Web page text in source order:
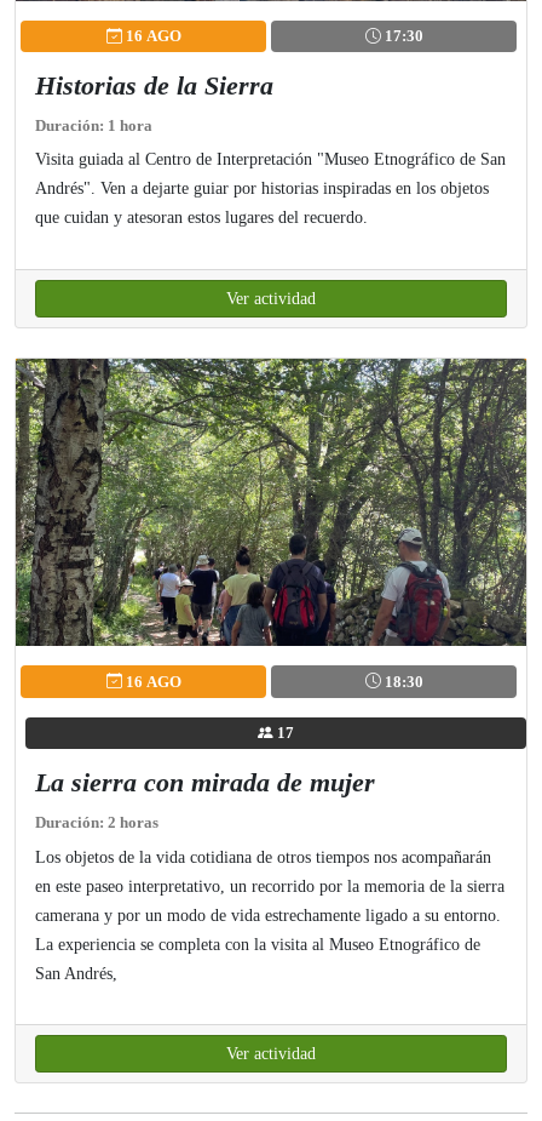
16 AGO 17:30
Historias de la Sierra
Duración: 1 hora
Visita guiada al Centro de Interpretación "Museo Etnográfico de San
Andrés". Ven a dejarte guiar por historias inspiradas en los objetos
que cuidan y atesoran estos lugares del recuerdo.
Ver actividad
16 AGO 18:30
17
La sierra con mirada de mujer
Duración: 2 horas
Los objetos de la vida cotidiana de otros tiempos nos acompañarán
en este paseo interpretativo, un recorrido por la memoria de la sierra
camerana y por un modo de vida estrechamente ligado a su entorno.
La experiencia se completa con la visita al Museo Etnográfico de
San Andrés,
Ver actividad